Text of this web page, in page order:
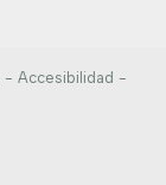
- Accesibilidad -